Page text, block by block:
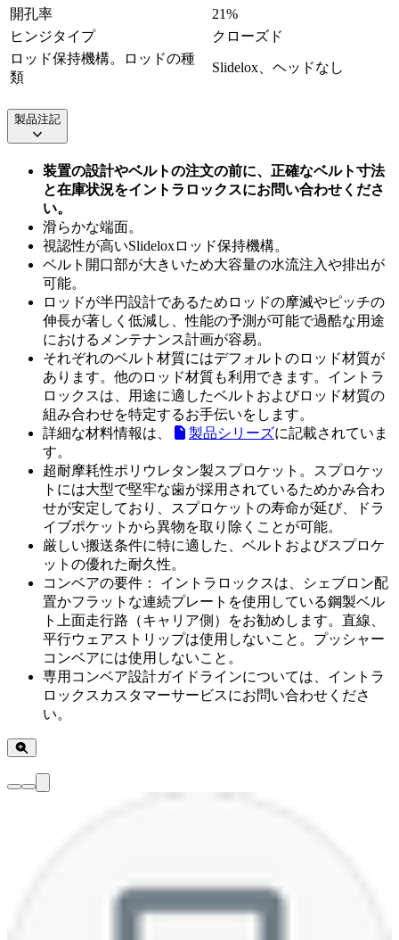
開孔率
21%
ヒンジタイプ
クローズド
ロッド保持機構。ロッドの種
類
Slidelox、ヘッドなし
製品注記
装置の設計やベルトの注文の前に、正確なベルト寸法
と在庫状況をイントラロックスにお問い合わせくださ
い。
滑らかな端面。
視認性が高いSlideloxロッド保持機構。
ベルト開口部が大きいため大容量の水流注入や排出が
可能。
ロッドが半円設計であるためロッドの摩滅やピッチの
伸長が著しく低減し、性能の予測が可能で過酷な用途
におけるメンテナンス計画が容易。
それぞれのベルト材質にはデフォルトのロッド材質が
あります。他のロッド材質も利用できます。イントラ
ロックスは、用途に適したベルトおよびロッド材質の
組み合わせを特定するお手伝いをします。
詳細な材料情報は、
製品シリーズに記載されていま
す。
超耐摩耗性ポリウレタン製スプロケット。スプロケッ
トには大型で堅牢な歯が採用されているためかみ合わ
せが安定しており、スプロケットの寿命が延び、ドラ
イブポケットから異物を取り除くことが可能。
厳しい搬送条件に特に適した、ベルトおよびスプロケ
ットの優れた耐久性。
コンベアの要件： イントラロックスは、シェブロン配
置かフラットな連続プレートを使用している鋼製ベル
ト上面走行路（キャリア側）をお勧めします。直線、
平行ウェアストリップは使用しないこと。プッシャー
コンベアには使用しないこと。
専用コンベア設計ガイドラインについては、イントラ
ロックスカスタマーサービスにお問い合わせくださ
い。